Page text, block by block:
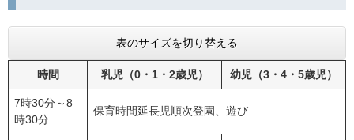
表のサイズを切り替える
時間 乳児（0・1・2歳児） 幼児（3・4・5歳児）
7時30分～8
時30分
保育時間延長児順次登園、遊び